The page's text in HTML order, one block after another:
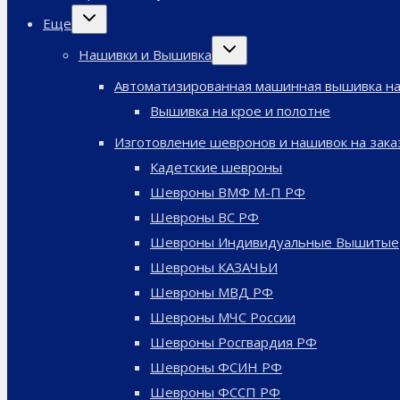
Еще
Переключить
Нашивки и Вышивка
Переключить
Автоматизированная машинная вышивка на
Вышивка на крое и полотне
Изготовление шевронов и нашивок на
Кадетские шевроны
Шевроны ВМФ М-П РФ
Шевроны ВС РФ
Шевроны Индивидуальные Вышитые
Шевроны КАЗАЧЬИ
Шевроны МВД РФ
Шевроны МЧС России
Шевроны Росгвардия РФ
Шевроны ФСИН РФ
Шевроны ФССП РФ